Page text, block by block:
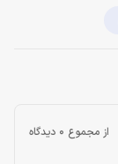
از مجموع 0 دیدگاه